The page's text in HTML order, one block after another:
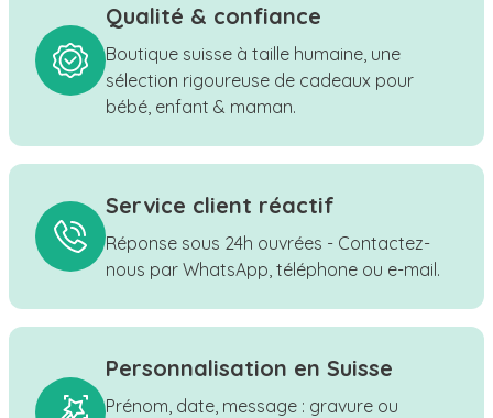
Qualité & confiance
Boutique suisse à taille humaine, une
sélection rigoureuse de cadeaux pour
bébé, enfant & maman.
Service client réactif
Réponse sous 24h ouvrées - Contactez-
nous par WhatsApp, téléphone ou e-mail.
Personnalisation en Suisse
Prénom, date, message : gravure ou